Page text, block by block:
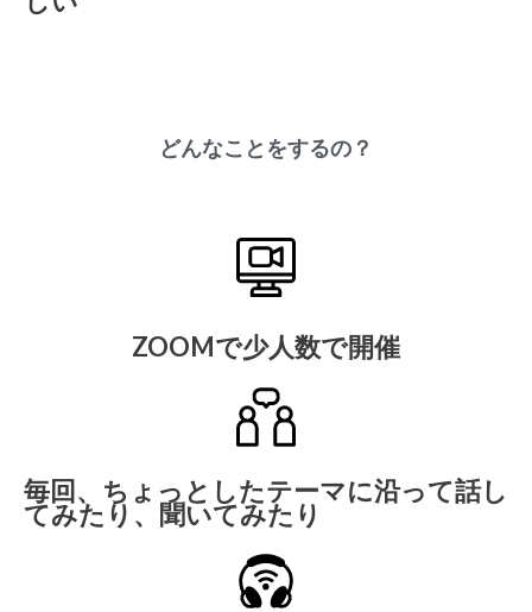
どんなことをするの？
ZOOMで少人数で開催
毎回、ちょっとしたテーマに沿って話し
てみたり、聞いてみたり